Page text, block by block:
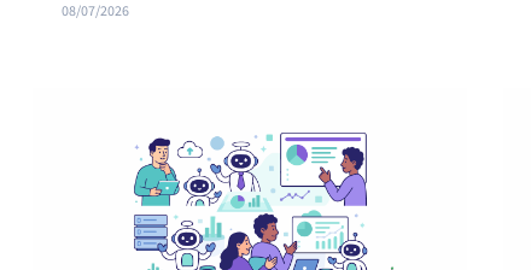
08/07/2026